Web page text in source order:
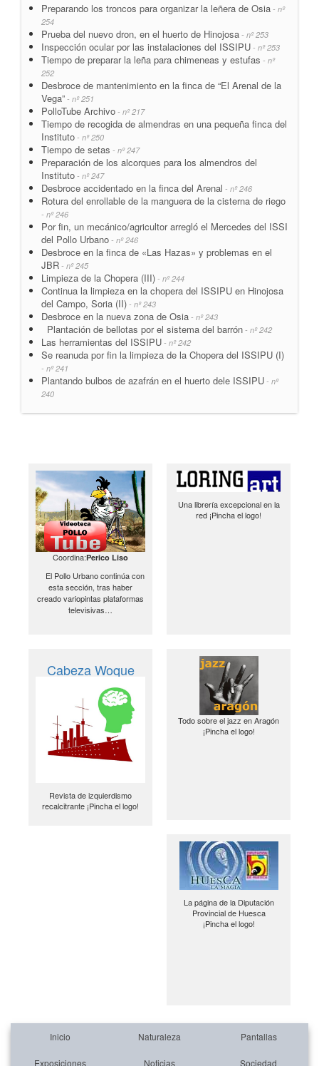
Preparando los troncos para organizar la leñera de Osia - nº
254
Prueba del nuevo dron, en el huerto de Hinojosa - nº 253
Inspección ocular por las instalaciones del ISSIPU - nº 253
Tiempo de preparar la leña para chimeneas y estufas - nº
252
Desbroce de mantenimiento en la finca de “El Arenal de la
Vega” - nº 251
PolloTube Archivo - nº 217
Tiempo de recogida de almendras en una pequeña finca del
Instituto - nº 250
Tiempo de setas - nº 247
Preparación de los alcorques para los almendros del
Instituto - nº 247
Desbroce accidentado en la finca del Arenal - nº 246
Rotura del enrollable de la manguera de la cisterna de riego
- nº 246
Por fin, un mecánico/agricultor arregló el Mercedes del ISSI
del Pollo Urbano - nº 246
Desbroce en la finca de «Las Hazas» y problemas en el
JBR - nº 245
Limpieza de la Chopera (III) - nº 244
Continua la limpieza en la chopera del ISSIPU en Hinojosa
del Campo, Soria (II) - nº 243
Desbroce en la nueva zona de Osia - nº 243
Plantación de bellotas por el sistema del barrón - nº 242
Las herramientas del ISSIPU - nº 242
Se reanuda por fin la limpieza de la Chopera del ISSIPU (I)
- nº 241
Plantando bulbos de azafrán en el huerto dele ISSIPU - nº
240
Coordina:Perico Liso
El Pollo Urbano continúa con
esta sección, tras haber
creado variopintas plataformas
televisivas…
Una librería excepcional en la
red ¡Pincha el logo!
Cabeza Woque
Revista de izquierdismo
recalcitrante ¡Pincha el logo!
Todo sobre el jazz en Aragón
¡Pincha el logo!
La página de la Diputación
Provincial de Huesca
¡Pincha el logo!
Inicio Naturaleza Pantallas
Exposiciones Noticias Sociedad